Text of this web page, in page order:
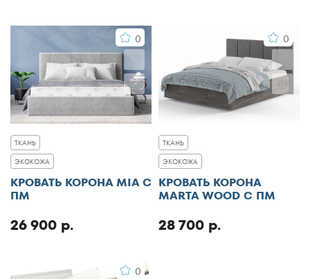
0
ТКАНЬ
ЭКОКОЖА
КРОВАТЬ КОРОНА MIA С
ПМ
26 900 р.
0
ТКАНЬ
ЭКОКОЖА
КРОВАТЬ КОРОНА
MARTA WOOD С ПМ
28 700 р.
0